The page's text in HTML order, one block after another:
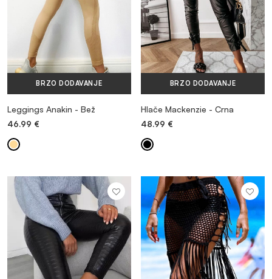
BRZO DODAVANJE
Leggings Anakin - Bež
46.99 €
BRZO DODAVANJE
Hlače Mackenzie - Crna
48.99 €